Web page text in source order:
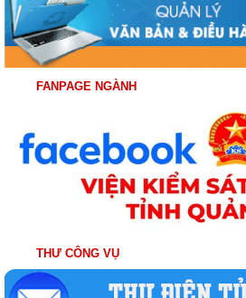
FANPAGE NGÀNH
THƯ CÔNG VỤ